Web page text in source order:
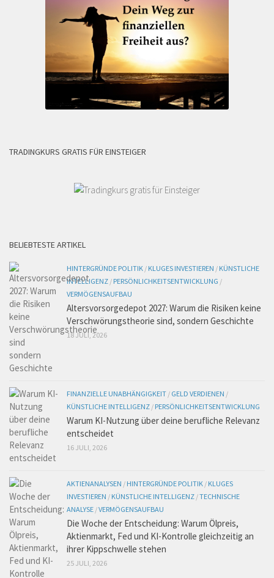
TRADINGKURS GRATIS FÜR EINSTEIGER
BELIEBTESTE ARTIKEL
HINTERGRÜNDE POLITIK / KLUGES INVESTIEREN / KÜNSTLICHE
INTELLIGENZ / PERSÖNLICHKEITSENTWICKLUNG /
VERMÖGENSAUFBAU
Altersvorsorgedepot 2027: Warum die Risiken keine
Verschwörungstheorie sind, sondern Geschichte
18 JULI, 2026
FINANZIELLE UNABHÄNGIGKEIT / GELD VERDIENEN /
KÜNSTLICHE INTELLIGENZ / PERSÖNLICHKEITSENTWICKLUNG
Warum KI-Nutzung über deine berufliche Relevanz
entscheidet
16 JULI, 2026
AKTIENANALYSEN / HINTERGRÜNDE POLITIK / KLUGES
INVESTIEREN / KÜNSTLICHE INTELLIGENZ /TECHNISCHE
ANALYSE /VERMÖGENSAUFBAU
Die Woche der Entscheidung: Warum Ölpreis,
Aktienmarkt, Fed und KI-Kontrolle gleichzeitig an
ihrer Kippschwelle stehen
25 JULI, 2026